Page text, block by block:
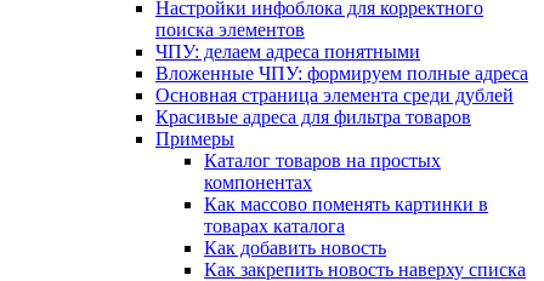
Настройки инфоблока для корректного
поиска элементов
ЧПУ: делаем адреса понятными
Вложенные ЧПУ: формируем полные адреса
Основная страница элемента среди дублей
Красивые адреса для фильтра товаров
Примеры
Каталог товаров на простых
компонентах
Как массово поменять картинки в
товарах каталога
Как добавить новость
Как закрепить новость наверху списка